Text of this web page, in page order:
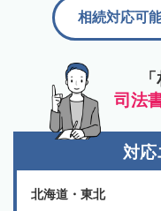
司法
相続対応可
対応
北海道・東北